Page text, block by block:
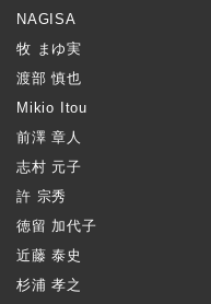
NAGISA
牧 まゆ実
渡部 慎也
Mikio Itou
前澤 章人
志村 元子
許 宗秀
徳留 加代子
近藤 泰史
杉浦 孝之